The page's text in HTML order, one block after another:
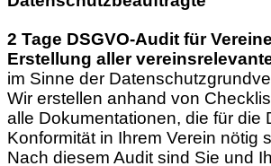
2 Tage DSGVO-Audit für
Erstellung aller
im Sinne der
Wir erstellen anhand von
alle Dokumentationen, die für die
Konformität in Ihrem Verein nötig
Nach diesem Audit sind Sie und